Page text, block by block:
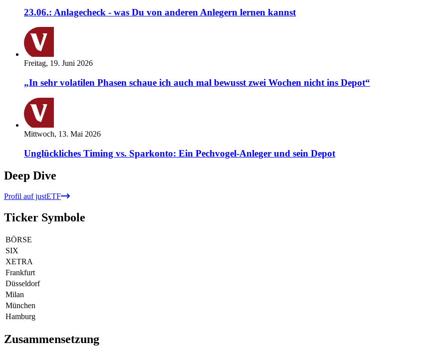
23.06.: Anlagecheck - was Du von anderen Anlegern lernen kannst
Freitag, 19. Juni 2026
„In sehr volatilen Phasen schaue ich auch mal bewusst zwei Wochen nicht ins Depot“
Mittwoch, 13. Mai 2026
Unglückliches Timing vs. Sparkonto: Ein Pechvogel-Anleger und sein Depot
Deep Dive
Profil auf justETF
Ticker Symbole
BÖRSE
SIX
XETRA
Frankfurt
Düsseldorf
Milan
München
Hamburg
Zusammensetzung